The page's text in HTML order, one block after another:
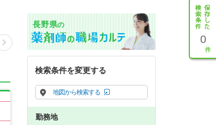
0
長野県の
検索条件を変更する
地図から検索する
勤務地